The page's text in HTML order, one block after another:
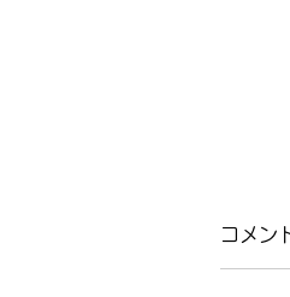
コメン